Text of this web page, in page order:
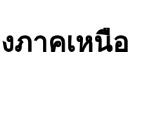
ภาคเหนือ